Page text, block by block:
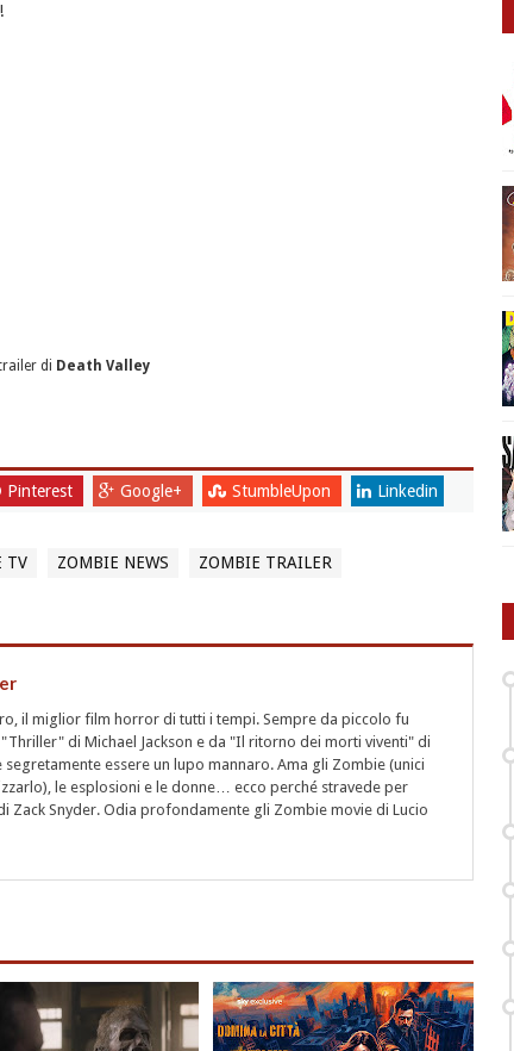
di Death Valley
Pinterest Google+ StumbleUpon Linkedin
TV ZOMBIE NEWS ZOMBIE TRAILER
il miglior film horror di tutti i tempi. Sempre da piccolo fu
di Michael Jackson e da "Il ritorno dei morti viventi" di
essere un lupo mannaro. Ama gli Zombie (unici
le esplosioni e le donne… ecco perché stravede per
Zack Snyder. Odia profondamente gli Zombie movie di Lucio